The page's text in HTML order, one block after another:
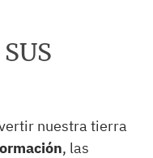
nuestra tierra
, las